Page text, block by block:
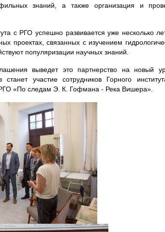
знаний, а также организация и
с РГО успешно развивается уже несколько
проектах, связанных с изучением
популяризации научных знаний.
выведет это партнерство на новый
станет участие сотрудников Горного
«По следам Э. К. Гофмана - Река Вишера».